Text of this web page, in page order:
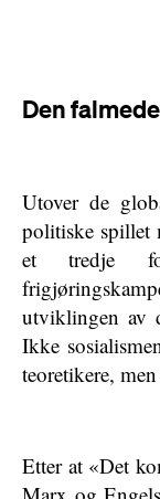
Den
Utover de
politiske spillet
et tredje
utviklingen av
Ikke
teoretikere,
Etter at «Det